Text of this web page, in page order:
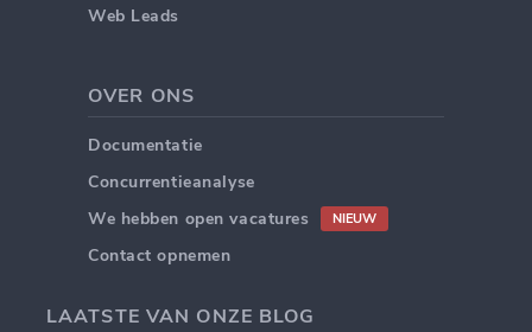
Web Leads
OVER ONS
Documentatie
Concurrentieanalyse
We hebben open vacatures
NIEUW
Contact opnemen
LAATSTE VAN ONZE BLOG